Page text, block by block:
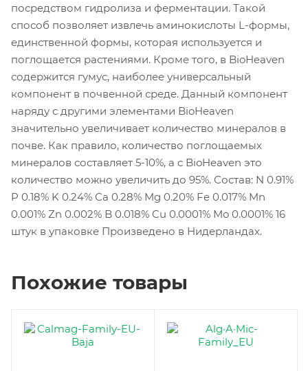
посредством гидролиза и ферментации. Такой
способ позволяет извлечь аминокислоты L-формы,
единственной формы, которая используется и
поглощается растениями. Кроме того, в BioHeaven
содержится гумус, наиболее универсальный
компонент в почвенной среде. Данный компонент
наряду с другими элементами BioHeaven
значительно увеличивает количество минералов в
почве. Как правило, количество поглощаемых
минералов составляет 5-10%, а с BioHeaven это
количество можно увеличить до 95%. Состав: N 0.91%
P 0.18% K 0.24% Ca 0.28% Mg 0.20% Fe 0.017% Mn
0.001% Zn 0.002% B 0.018% Cu 0.0001% Mo 0.0001% 16
штук в упаковке Произведено в Нидерландах.
Похожие товары